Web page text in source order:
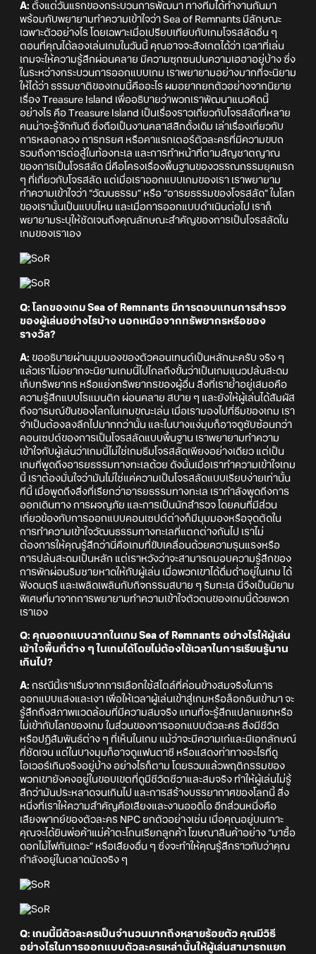
A: ตั้งแต่วันแรกของกระบวนการพัฒนา ทางทีมได้ทำงานกันมา
พร้อมกับพยายามทำความเข้าใจว่า Sea of Remnants มีลักษณะ
เฉพาะตัวอย่างไร โดยเฉพาะเมื่อเปรียบเทียบกับเกมโจรสลัดอื่น ๆ
ตอนที่คุณได้ลองเล่นเกมในวันนี้ คุณอาจจะสังเกตได้ว่า เวลาที่เล่น
เกมจะให้ความรู้สึกผ่อนคลาย มีความซุกซนปนความเฮฮาอยู่บ้าง ซึ่ง
ในระหว่างกระบวนการออกแบบเกม เราพยายามอย่างมากที่จะนิยาม
ให้ได้ว่า ธรรมชาติของเกมนี้คืออะไร ผมอยากยกตัวอย่างจากนิยาย
เรื่อง Treasure Island เพื่ออธิบายว่าพวกเราพัฒนาแนวคิดนี้
อย่างไร คือ Treasure Island เป็นเรื่องราวเกี่ยวกับโจรสลัดที่หลาย
คนน่าจะรู้จักกันดี ซึ่งถือเป็นงานคลาสสิกดั้งเดิม เล่าเรื่องเกี่ยวกับ
การหลอกลวง การทรยศ หรือคาแรกเตอร์ตัวละครที่มีความขบถ
รวมถึงการต่อสู้ในท้องทะเล และการทำหน้าที่ตามสัญชาตญาณ
ของการเป็นโจรสลัด นี่คือโครงเรื่องพื้นฐานของวรรณกรรมยุคแรก
ๆ ที่เกี่ยวกับโจรสลัด แต่เมื่อเราออกแบบเกมของเรา เราพยายาม
ทำความเข้าใจว่า “วัฒนธรรม” หรือ “อารยธรรมของโจรสลัด” ในโลก
ของเรานั้นเป็นแบบไหน และเมื่อการออกแบบดำเนินต่อไป เราก็
พยายามระบุให้ชัดเจนถึงคุณลักษณะสำคัญของการเป็นโจรสลัดใน
เกมของเราเอง
Q: โลกของเกม Sea of Remnants มีการตอบแทนการสำรวจ
ของผู้เล่นอย่างไรบ้าง นอกเหนือจากทรัพยากรหรือของ
รางวัล?
A: ขออธิบายผ่านมุมมองของตัวคอนเทนต์เป็นหลักนะครับ จริง ๆ
แล้วเราไม่อยากจะนิยามเกมนี้ไปไกลถึงขั้นว่าเป็นเกมแนวปล้นสะดม
เก็บทรัพยากร หรือแย่งทรัพยากรของผู้อื่น สิ่งที่เราย้ำอยู่เสมอคือ
ความรู้สึกแบบโรแมนติก ผ่อนคลาย สบาย ๆ และยังให้ผู้เล่นได้สัมผัส
ถึงอารมณ์ขันของโลกในเกมขณะเล่น เมื่อเรามองไปที่ธีมของเกม เรา
จำเป็นต้องลงลึกไปมากกว่านั้น และในบางแง่มุมก็อาจดูซับซ้อนกว่า
คอนเซปต์ของการเป็นโจรสลัดแบบพื้นฐาน เราพยายามทำความ
เข้าใจกับผู้เล่นว่าเกมนี้ไม่ใช่เกมธีมโจรสลัดเพียงอย่างเดียว แต่เป็น
เกมที่พูดถึงอารยธรรมทางทะเลด้วย ดังนั้นเมื่อเราทำความเข้าใจเกม
นี้ เราต้องมั่นใจว่ามันไม่ใช่แค่ความเป็นโจรสลัดแบบเรียบง่ายเท่านั้น
ทีนี้ เมื่อพูดถึงสิ่งที่เรียกว่าอารยธรรมทางทะเล เรากำลังพูดถึงการ
ออกเดินทาง การผจญภัย และการเป็นนักสำรวจ โดยคนที่มีส่วน
เกี่ยวข้องกับการออกแบบคอนเซปต์ต่างก็มีมุมมองหรือจุดตัดใน
การทำความเข้าใจวัฒนธรรมทางทะเลที่แตกต่างกันไป เราไม่
ต้องการให้คุณรู้สึกว่านี่คือเกมที่ขับเคลื่อนด้วยความรุนแรงหรือ
การปล้นสะดมเป็นหลัก แต่เราหวังว่าจะสามารถมอบความรู้สึกของ
การพักผ่อนริมชายหาดให้กับผู้เล่น เมื่อพวกเขาได้ดื่มด่ำอยู่ในเกม ได้
ฟังดนตรี และเพลิดเพลินกับกิจกรรมสบาย ๆ ริมทะเล นี่จึงเป็นนิยาม
พิเศษที่มาจากการพยายามทำความเข้าใจตัวตนของเกมนี้ด้วยพวก
เราเอง
Q: คุณออกแบบฉากในเกม Sea of Remnants อย่างไรให้ผู้เล่น
เข้าใจพื้นที่ต่าง ๆ ในเกมได้โดยไม่ต้องใช้เวลาในการเรียนรู้นาน
เกินไป?
A: กรณีนี้เราเริ่มจากการเลือกใช้สไตล์ที่ค่อนข้างสมจริงในการ
ออกแบบแสงและเงา เพื่อให้เวลาผู้เล่นเข้าสู่เกมหรือล็อกอินเข้ามา จะ
รู้สึกถึงสภาพแวดล้อมที่มีความสมจริง แทนที่จะรู้สึกแปลกแยกหรือ
ไม่เข้ากับโลกของเกม ในส่วนของการออกแบบตัวละคร สิ่งมีชีวิต
หรือปฏิสัมพันธ์ต่าง ๆ ที่เห็นในเกม แม้ว่าจะมีความเก๋และมีเอกลักษณ์
ที่ชัดเจน แต่ในบางมุมก็อาจดูแฟนตาซี หรือแสดงท่าทางอะไรที่ดู
โอเวอร์เกินจริงอยู่บ้าง อย่างไรก็ตาม โดยรวมแล้วพฤติกรรมของ
พวกเขายังคงอยู่ในขอบเขตที่ดูมีชีวิตชีวาและสมจริง ทำให้ผู้เล่นไม่รู้
สึกว่ามันประหลาดจนเกินไป และการสร้างบรรยากาศของโลกนี้ สิ่ง
หนึ่งที่เราให้ความสำคัญคือเสียงและงานออดิโอ อีกส่วนหนึ่งคือ
เสียงพากย์ของตัวละคร NPC ยกตัวอย่างเช่น เมื่อคุณอยู่บนเกาะ
คุณจะได้ยินพ่อค้าแม่ค้าตะโกนเรียกลูกค้า โฆษณาสินค้าอย่าง “มาซื้อ
ดอกไม้ไฟกันเถอะ” หรือเสียงอื่น ๆ ซึ่งจะทำให้คุณรู้สึกราวกับว่าคุณ
กำลังอยู่ในตลาดนัดจริง ๆ
Q: เกมนี้มีตัวละครเป็นจำนวนมากถึงหลายร้อยตัว คุณมีวิธี
อย่างไรในการออกแบบตัวละครเหล่านั้นให้ผู้เล่นสามารถแยก